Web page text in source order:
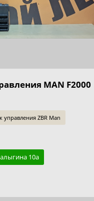
MAN F2000
управления ZBR Man
10а